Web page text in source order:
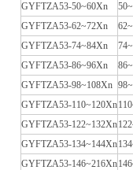
GYFTZA53-50~60Xn
GYFTZA53-62~72Xn
GYFTZA53-74~84Xn
GYFTZA53-86~96Xn
GYFTZA53-98~108Xn
GYFTZA53-110~120Xn
GYFTZA53-122~132Xn
GYFTZA53-134~144Xn
GYFTZA53-146~216Xn